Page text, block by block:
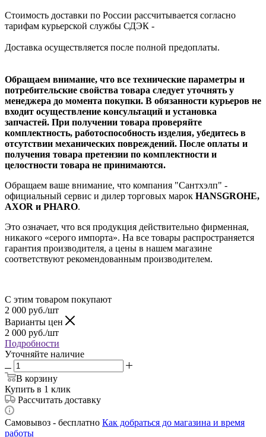
Стоимость доставки по России рассчитывается согласно
тарифам курьерской службы СДЭК -
Доставка осуществляется после полной предоплаты.
Обращаем внимание, что все технические параметры и
потребительские свойства товара следует уточнять у
менеджера до момента покупки. В обязанности курьеров не
входит осуществление консультаций и установка
запчастей. При получении товара проверяйте
комплектность, работоспособность изделия, убедитесь в
отсутствии механических повреждений. После оплаты и
получения товара претензии по комплектности и
целостности товара не принимаются.
Обращаем ваше внимание, что компания "Сантхэлп" -
официальный сервис и дилер торговых марок HANSGROHE,
AXOR и PHARO.
Это означает, что вся продукция действительно фирменная,
никакого «серого импорта». На все товары распространяется
гарантия производителя, а цены в нашем магазине
соответствуют рекомендованным производителем.
С этим товаром покупают
2 000 руб./шт
Варианты цен
2 000 руб./шт
Подробности
Уточняйте наличие
В корзину
Купить в 1 клик
Рассчитать доставку
Самовывоз - бесплатно Как добраться до магазина и время
работы